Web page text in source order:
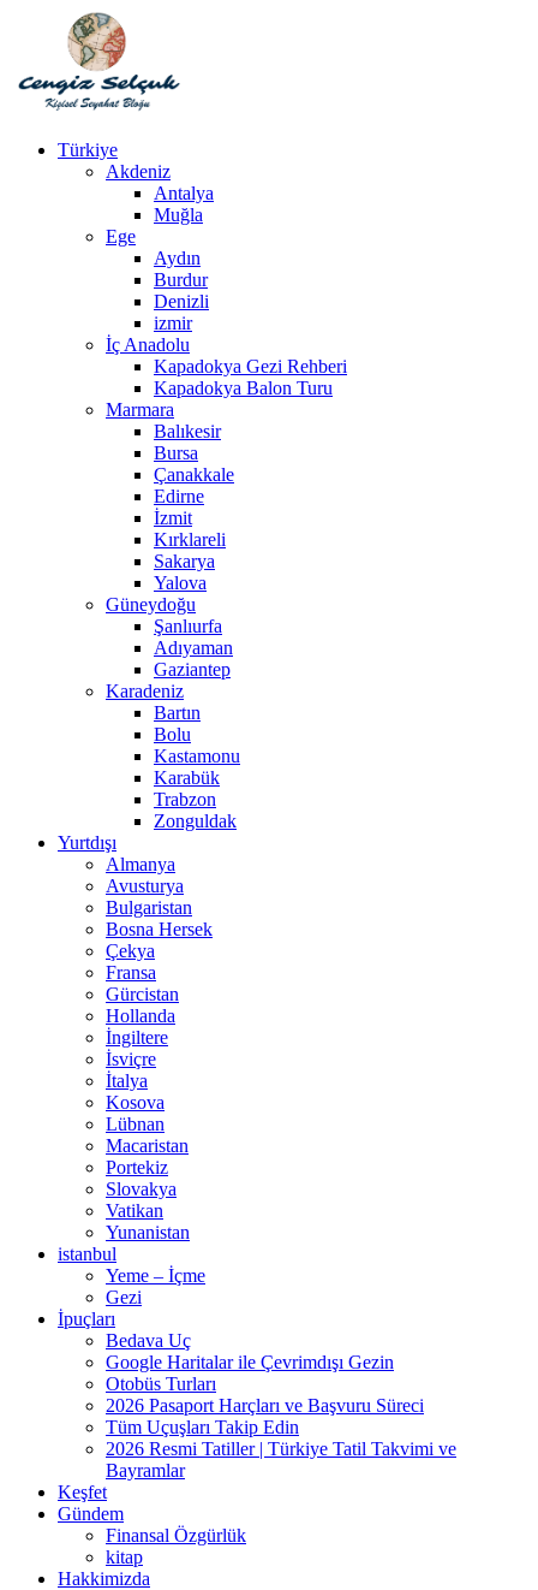
Türkiye
Akdeniz
Antalya
Muğla
Ege
Aydın
Burdur
Denizli
izmir
İç Anadolu
Kapadokya Gezi Rehberi
Kapadokya Balon Turu
Marmara
Balıkesir
Bursa
Çanakkale
Edirne
İzmit
Kırklareli
Sakarya
Yalova
Güneydoğu
Şanlıurfa
Adıyaman
Gaziantep
Karadeniz
Bartın
Bolu
Kastamonu
Karabük
Trabzon
Zonguldak
Yurtdışı
Almanya
Avusturya
Bulgaristan
Bosna Hersek
Çekya
Fransa
Gürcistan
Hollanda
İngiltere
İsviçre
İtalya
Kosova
Lübnan
Macaristan
Portekiz
Slovakya
Vatikan
Yunanistan
istanbul
Yeme – İçme
Gezi
İpuçları
Bedava Uç
Google Haritalar ile Çevrimdışı Gezin
Otobüs Turları
2026 Pasaport Harçları ve Başvuru Süreci
Tüm Uçuşları Takip Edin
2026 Resmi Tatiller | Türkiye Tatil Takvimi ve
Bayramlar
Keşfet
Gündem
Finansal Özgürlük
kitap
Hakkimizda